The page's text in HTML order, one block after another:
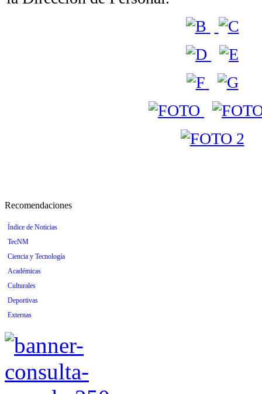
Recomendaciones
Índice de Noticias
TecNM
Ciencia y Tecnología
Académicas
Culturales
Deportivas
Externas